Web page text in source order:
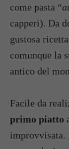
come pasta “
capperi). Da
gustosa
comunque la
antico del
Facile da
primo piatto
improvvisata.